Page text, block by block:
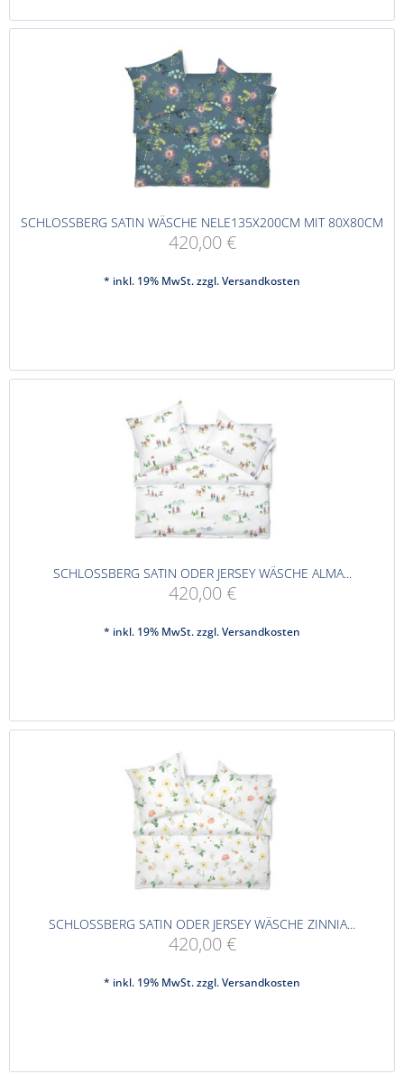
SCHLOSSBERG SATIN WÄSCHE NELE135X200CM MIT 80X80CM
420,00 €
* inkl. 19% MwSt. zzgl.Versandkosten
SCHLOSSBERG SATIN ODER JERSEY WÄSCHE ALMA...
420,00 €
* inkl. 19% MwSt. zzgl.Versandkosten
SCHLOSSBERG SATIN ODER JERSEY WÄSCHE ZINNIA...
420,00 €
* inkl. 19% MwSt. zzgl.Versandkosten